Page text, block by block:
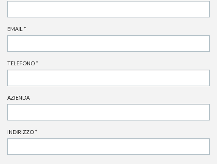
EMAIL *
TELEFONO*
AZIENDA
INDIRIZZO*